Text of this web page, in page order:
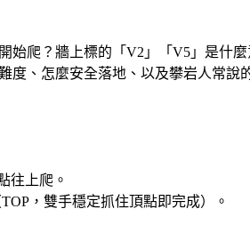
爬？牆上標的「V2」「V5」是什
、怎麼安全落地、以及攀岩人常說
上爬。
TOP，雙手穩定抓住頂點即完成）。